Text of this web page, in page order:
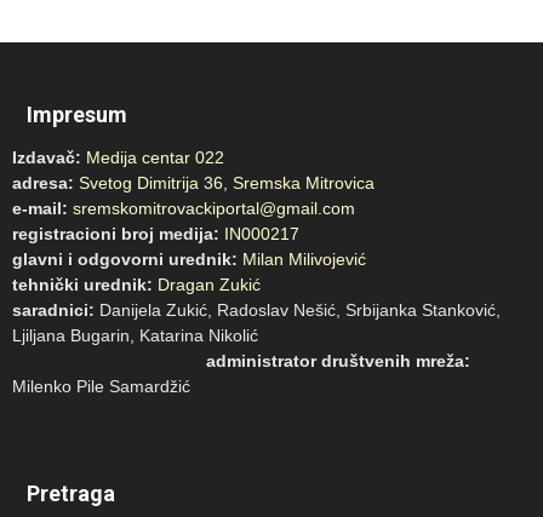
Impresum
Izdavač: Medija centar 022
adresa: Svetog Dimitrija 36, Sremska Mitrovica
e-mail: sremskomitrovackiportal@gmail.com
registracioni broj medija: IN000217
glavni i odgovorni urednik: Milan Milivojević
tehnički urednik: Dragan Zukić
saradnici: Danijela Zukić, Radoslav Nešić, Srbijanka Stanković,
Ljiljana Bugarin, Katarina Nikolić
administrator društvenih mreža:
Milenko Pile Samardžić
Pretraga